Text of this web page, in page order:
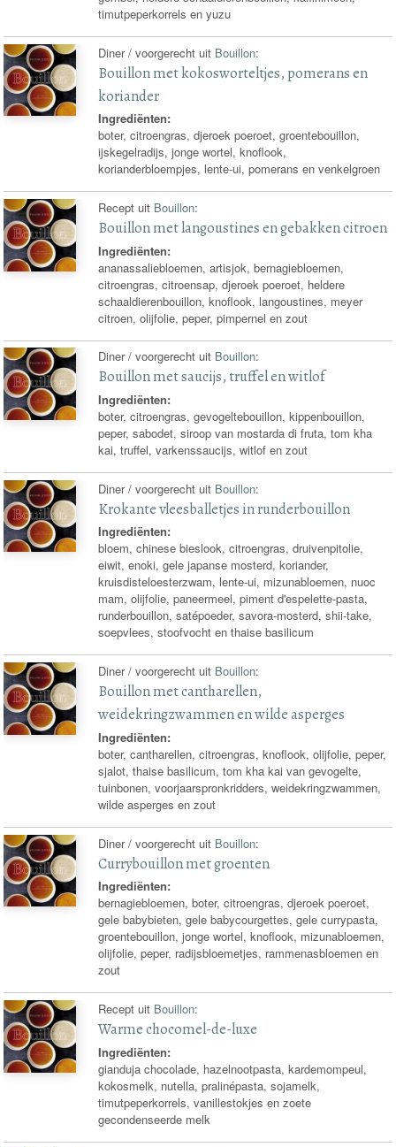
timutpeperkorrels en yuzu
Diner / voorgerecht uit Bouillon:
Bouillon met kokosworteltjes, pomerans en
koriander
Ingrediënten:
boter, citroengras, djeroek poeroet, groentebouillon,
ijskegelradijs, jonge wortel, knoflook,
korianderbloempjes, lente-ui, pomerans en venkelgroen
Recept uit Bouillon:
Bouillon met langoustines en gebakken citroen
Ingrediënten:
ananassaliebloemen, artisjok, bernagiebloemen,
citroengras, citroensap, djeroek poeroet, heldere
schaaldierenbouillon, knoflook, langoustines, meyer
citroen, olijfolie, peper, pimpernel en zout
Diner / voorgerecht uit Bouillon:
Bouillon met saucijs, truffel en witlof
Ingrediënten:
boter, citroengras, gevogeltebouillon, kippenbouillon,
peper, sabodet, siroop van mostarda di fruta, tom kha
kai, truffel, varkenssaucijs, witlof en zout
Diner / voorgerecht uit Bouillon:
Krokante vleesballetjes in runderbouillon
Ingrediënten:
bloem, chinese bieslook, citroengras, druivenpitolie,
eiwit, enoki, gele japanse mosterd, koriander,
kruisdisteloesterzwam, lente-ui, mizunabloemen, nuoc
mam, olijfolie, paneermeel, piment d'espelette-pasta,
runderbouillon, satépoeder, savora-mosterd, shii-take,
soepvlees, stoofvocht en thaise basilicum
Diner / voorgerecht uit Bouillon:
Bouillon met cantharellen,
weidekringzwammen en wilde asperges
Ingrediënten:
boter, cantharellen, citroengras, knoflook, olijfolie, peper,
sjalot, thaise basilicum, tom kha kai van gevogelte,
tuinbonen, voorjaarspronkridders, weidekringzwammen,
wilde asperges en zout
Diner / voorgerecht uit Bouillon:
Currybouillon met groenten
Ingrediënten:
bernagiebloemen, boter, citroengras, djeroek poeroet,
gele babybieten, gele babycourgettes, gele currypasta,
groentebouillon, jonge wortel, knoflook, mizunabloemen,
olijfolie, peper, radijsbloemetjes, rammenasbloemen en
zout
Recept uit Bouillon:
Warme chocomel-de-luxe
Ingrediënten:
gianduja chocolade, hazelnootpasta, kardemompeul,
kokosmelk, nutella, pralinépasta, sojamelk,
timutpeperkorrels, vanillestokjes en zoete
gecondenseerde melk